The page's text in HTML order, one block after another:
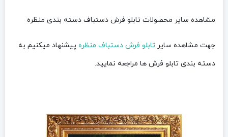
مشاهده سایر محصولات تابلو فرش دستباف دسته بندی منظره
جهت مشاهده سایر تابلو فرش دستباف منظره پیشنهاد میکنیم به
دسته بندی تابلو فرش ها مراجعه نمایید.